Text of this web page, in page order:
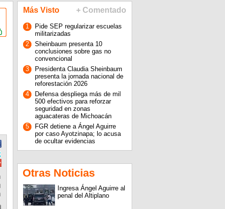
Más Visto + Comentado
1
Pide SEP regularizar escuelas
militarizadas
2
Sheinbaum presenta 10
conclusiones sobre gas no
convencional
3
Presidenta Claudia Sheinbaum
presenta la jornada nacional de
reforestación 2026
4
Defensa despliega más de mil
500 efectivos para reforzar
seguridad en zonas
aguacateras de Michoacán
5
FGR detiene a Ángel Aguirre
por caso Ayotzinapa; lo acusa
de ocultar evidencias
Otras Noticias
Ingresa Ángel Aguirre al
penal del Altiplano